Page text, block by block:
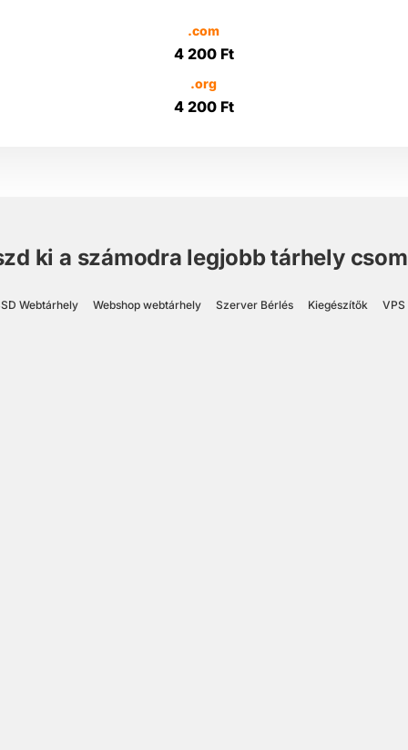
.com
4 200 Ft
.org
4 200 Ft
ki a számodra legjobb tárhely
Webtárhely Webshop webtárhely Szerver Bérlés Kiegészítők VPS